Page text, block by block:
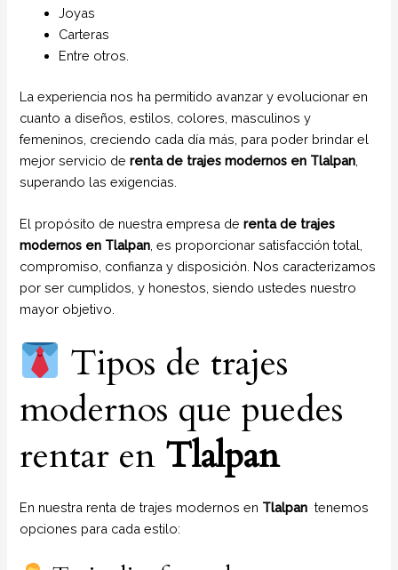
Joyas
Carteras
Entre otros.
La experiencia nos ha permitido avanzar y evolucionar en
cuanto a diseños, estilos, colores, masculinos y
femeninos, creciendo cada día más, para poder brindar el
mejor servicio derenta de trajes modernos en Tlalpan
superando las exigencias.
El propósito de nuestra empresa derenta de trajes
modernos en Tlalpan , es proporcionar satisfacción total,
compromiso, confianza y disposición. Nos caracterizamos
por ser cumplidos, y honestos, siendo ustedes nuestro
mayor objetivo.
Tipos de trajes
modernos que puedes
rentar en Tlalpan
En nuestra renta de trajes modernos en Tlalpan tenemos
opciones para cada estilo: